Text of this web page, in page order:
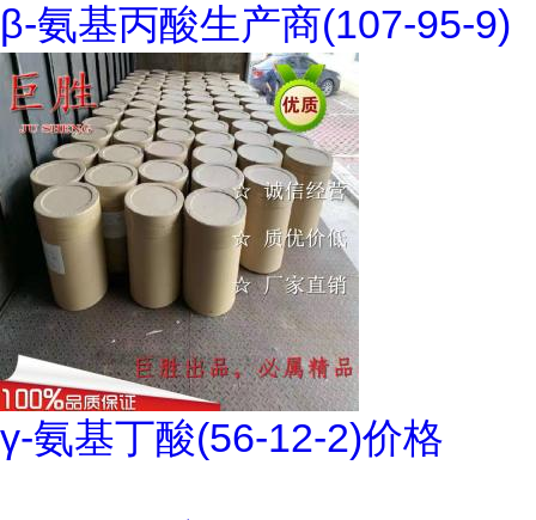
β-氨基丙酸生产商(107-95-9)
γ-氨基丁酸(56-12-2)价格